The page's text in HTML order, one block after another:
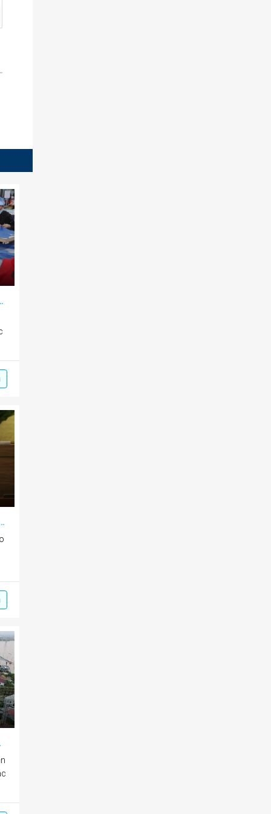
và nguồn lực tri thức
chiến lược phát triển báo chí
nước